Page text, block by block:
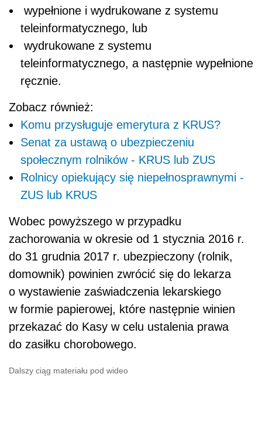
wypełnione i wydrukowane z systemu
teleinformatycznego, lub
wydrukowane z systemu
teleinformatycznego, a następnie wypełnione
ręcznie.
Zobacz również:
Komu przysługuje emerytura z KRUS?
Senat za ustawą o ubezpieczeniu
społecznym rolników - KRUS lub ZUS
Rolnicy opiekujący się niepełnosprawnymi -
ZUS lub KRUS
Wobec powyższego w przypadku
zachorowania w okresie od 1 stycznia 2016 r.
do 31 grudnia 2017 r. ubezpieczony (rolnik,
domownik) powinien zwrócić się do lekarza
o wystawienie zaświadczenia lekarskiego
w formie papierowej, które następnie winien
przekazać do Kasy w celu ustalenia prawa
do zasiłku chorobowego.
Dalszy ciąg materiału pod wideo